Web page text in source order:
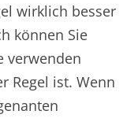
wirklich besser
können Sie
verwenden
Regel ist. Wenn